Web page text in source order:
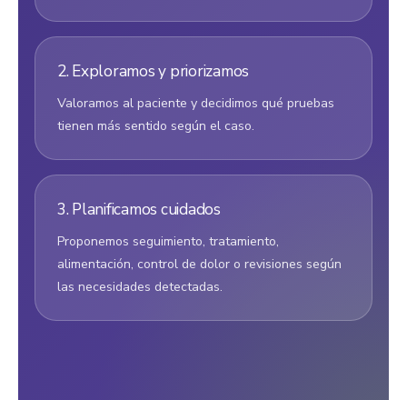
2. Exploramos y priorizamos
Valoramos al paciente y decidimos qué pruebas
tienen más sentido según el caso.
3. Planificamos cuidados
Proponemos seguimiento, tratamiento,
alimentación, control de dolor o revisiones según
las necesidades detectadas.